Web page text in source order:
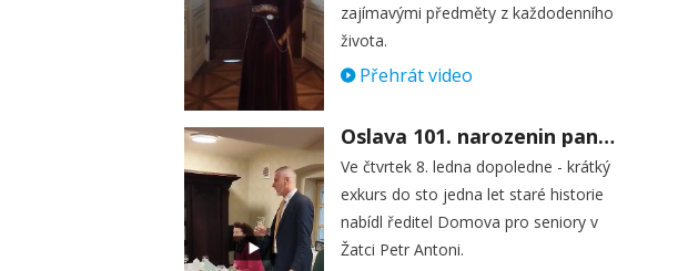
zajímavými předměty z každodenního
života.
Přehrát video
Oslava 101. narozenin paní Věry Skořepové
Ve čtvrtek 8. ledna dopoledne - krátký
exkurs do sto jedna let staré historie
nabídl ředitel Domova pro seniory v
Žatci Petr Antoni.